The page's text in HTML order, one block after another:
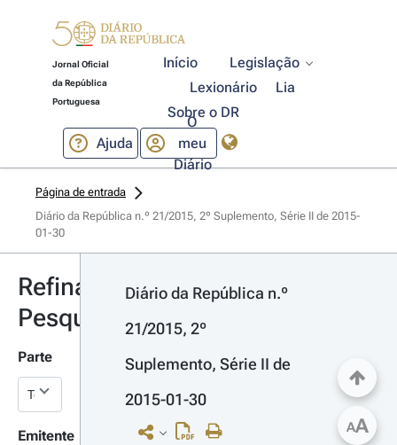
Jornal Oficial
da República
Portuguesa
Início
Legislação
Lexionário
Lia
Sobre o DR
Ajuda
O
meu
Diário
Página de entrada
Diário da República n.º 21/2015, 2º Suplemento, Série II de 2015-
01-30
Refinar
Pesquisa
Parte
Emitente
Diário da República n.º
21/2015, 2º
Suplemento, Série II de
2015-01-30
AA